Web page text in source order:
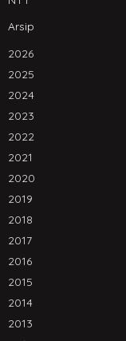
Arsip
2026
2025
2024
2023
2022
2021
2020
2019
2018
2017
2016
2015
2014
2013